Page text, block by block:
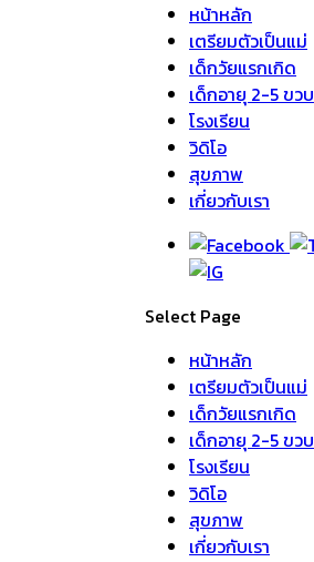
หน้าหลัก
เตรียมตัวเป็นแม่
เด็กวัยแรกเกิด
เด็กอายุ 2-5 ขวบ
โรงเรียน
วิดิโอ
สุขภาพ
เกี่ยวกับเรา
Select Page
หน้าหลัก
เตรียมตัวเป็นแม่
เด็กวัยแรกเกิด
เด็กอายุ 2-5 ขวบ
โรงเรียน
วิดิโอ
สุขภาพ
เกี่ยวกับเรา